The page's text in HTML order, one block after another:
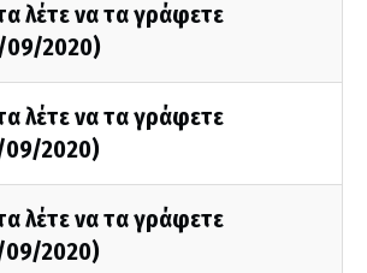
λέτε να τα γράφετε
2020)
λέτε να τα γράφετε
2020)
λέτε να τα γράφετε
2020)